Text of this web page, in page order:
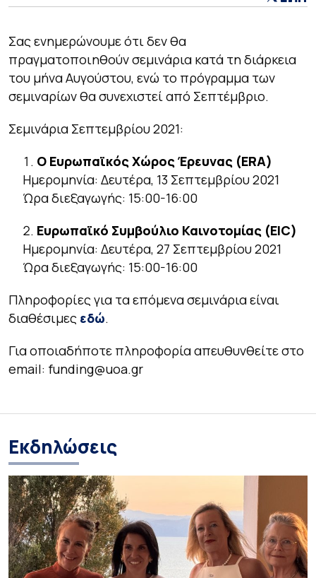
Σας ενημερώνουμε ότι δεν θα
πραγματοποιηθούν σεμινάρια κατά τη διάρκεια
του μήνα Αυγούστου, ενώ το πρόγραμμα των
σεμιναρίων θα συνεχιστεί από Σεπτέμβριο.
Σεμινάρια Σεπτεμβρίου 2021:
Ο Ευρωπαϊκός Χώρος Έρευνας (ERA)
Ημερομηνία: Δευτέρα, 13 Σεπτεμβρίου 2021
Ώρα διεξαγωγής: 15:00-16:00
Ευρωπαϊκό Συμβούλιο Καινοτομίας (EIC)
Ημερομηνία: Δευτέρα, 27 Σεπτεμβρίου 2021
Ώρα διεξαγωγής: 15:00-16:00
Πληροφορίες για τα επόμενα σεμινάρια είναι
διαθέσιμες εδώ.
Για οποιαδήποτε πληροφορία απευθυνθείτε στο
email: funding@uoa.gr
Εκδηλώσεις